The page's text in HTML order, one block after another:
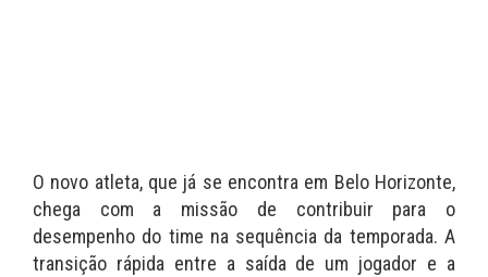
O novo atleta, que já se encontra em Belo Horizonte,
chega com a missão de contribuir para o
desempenho do time na sequência da temporada. A
transição rápida entre a saída de um jogador e a